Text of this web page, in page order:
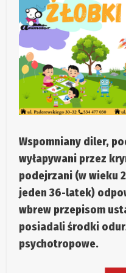
Wspomniany diler,
wyłapywani przez
podejrzani (w wieku
jeden 36-latek)
wbrew przepisom
posiadali środki
psychotropowe.